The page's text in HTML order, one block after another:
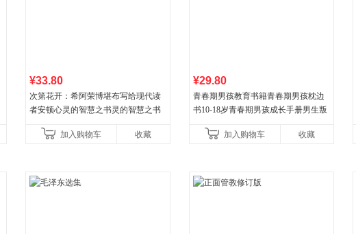
¥33.80
次第花开：希阿荣博堪布写给现代读
者安顿心灵的智慧之书灵的智慧之书
加入购物车 收藏
¥29.80
青春期男孩教育书籍青春期男孩枕边
书10-18岁青春期男孩成长手册男生叛
育书
加入购物车 收藏